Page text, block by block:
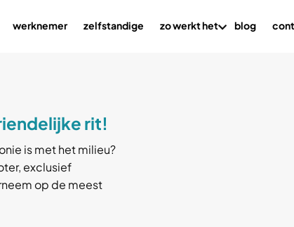
werknemer zelfstandige zo werkt het blog
rit!
is met het milieu?
exclusief
op de meest